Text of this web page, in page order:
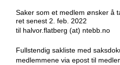
Saker som et medlem ønsker å t
ret senest2 feb. 2022
til halvor.flatberg (at) ntebb. no
Fullstendig sakliste med saks
medlemmenevia epost til